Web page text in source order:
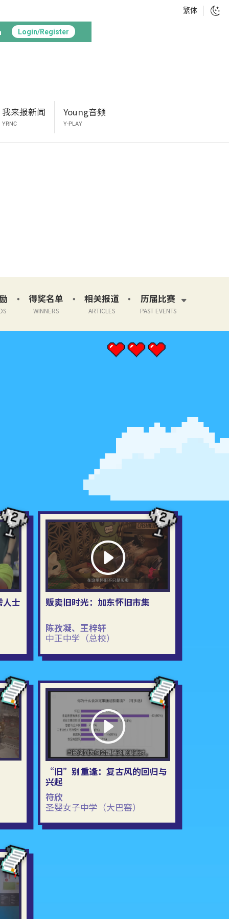
繁体
Login/Register
我来报新闻
YRNC
Young音频
Y-PLAY
得奖名单
WINNERS
相关报道
ARTICLES
历届比赛
PAST EVENTS
人士 贩卖旧时光：加东怀旧市集
陈孜凝、王梓轩
中正中学（总校）
“旧”别重逢：复古风的回归与
兴起
符欣
圣婴女子中学（大巴窑）